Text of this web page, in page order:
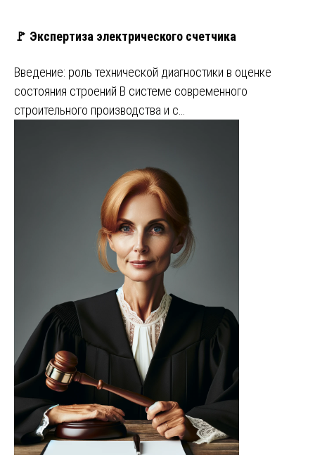
🚩 Экспертиза электрического счетчика
Введение: роль технической диагностики в оценке
состояния строений В системе современного
строительного производства и с…